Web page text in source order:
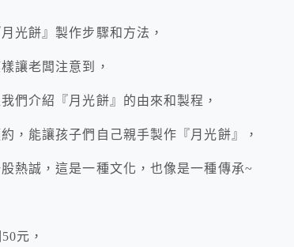
光餅』製作步驟和方法，
讓老闆注意到，
們介紹『月光餅』的由來和製程，
，能讓孩子們自己親手製作『月光餅』，
熱誠，這是一種文化，也像是一種傳承~
元，